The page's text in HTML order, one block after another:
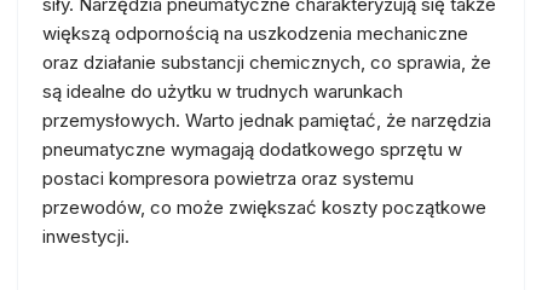
większą odpornością na uszkodzenia mechaniczne
oraz działanie substancji chemicznych, co sprawia, że
są idealne do użytku w trudnych warunkach
przemysłowych. Warto jednak pamiętać, że narzędzia
pneumatyczne wymagają dodatkowego sprzętu w
postaci kompresora powietrza oraz systemu
przewodów, co może zwiększać koszty początkowe
inwestycji.